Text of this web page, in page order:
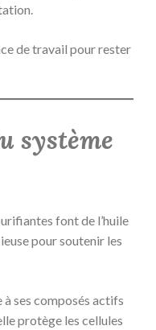
de travail pour rester
système
font de l’huile
pour soutenir les
à ses composés actifs
protège les cellules